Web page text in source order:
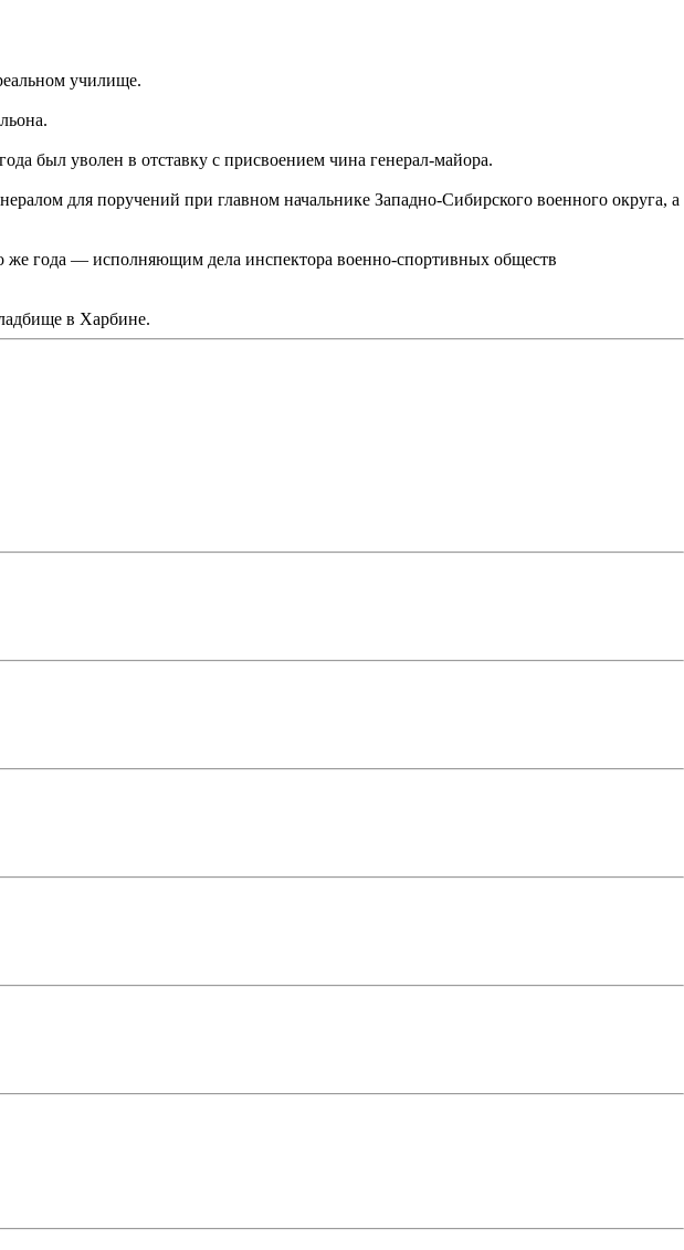
училище.
был уволен в отставку с присвоением чина генерал-майора.
для поручений при главном начальнике Западно-Сибирского военного округа, а
же года — исполняющим дела инспектора военно-спортивных обществ
в Харбине.